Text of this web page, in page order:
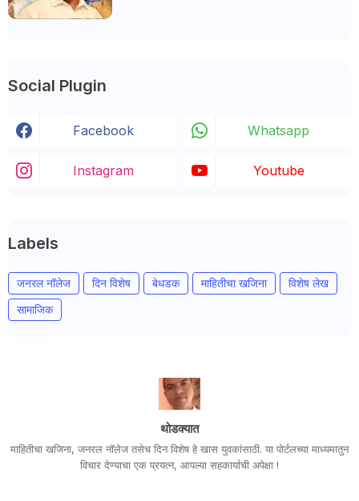
Social Plugin
Facebook Whatsapp
Instagram Youtube
Labels
जनरल नॉलेज दिन विशेष बेधडक माहितीचा खजिना
विशेष लेख
सामाजिक
थोडक्यात
माहितीचा खजिना, जनरल नॉलेज तसेच दिन विशेष हे खास युवकांसाठी. या पोर्टलच्या माध्यमातुन
विचार देण्याचा एक प्रयत्न, आपल्या सहकार्याची अपेक्षा !